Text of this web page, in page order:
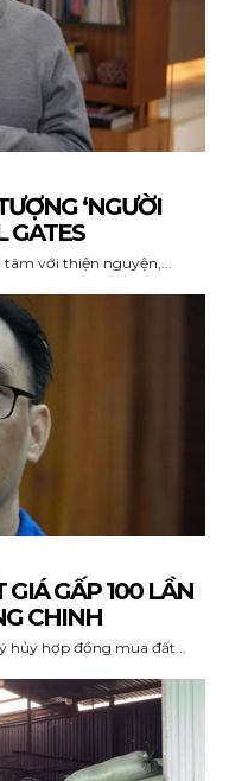
‘NGƯỜI
GATES
với thiện nguyện,...
GIÁ GẤP 100 LẦN
CHINH
hợp đồng mua đất...